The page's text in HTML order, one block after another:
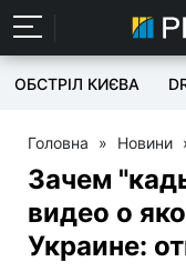
ОБСТРІЛ КИЄВА
Головна » Новини
Зачем
видео о
Украине: